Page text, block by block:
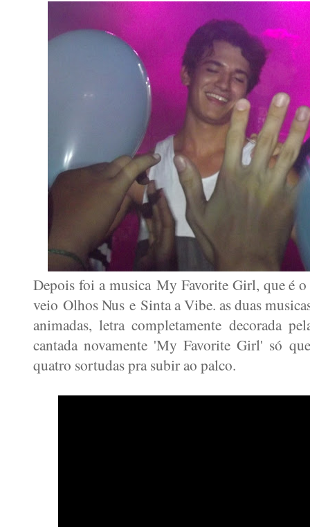
Depois foi a musica My Favorite Girl, que é
veio Olhos Nus e Sinta a Vibe. as duas
animadas, letra completamente decorada
cantada novamente 'My Favorite Girl' só
quatro sortudas pra subir ao palco.